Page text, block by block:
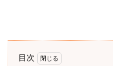
目次